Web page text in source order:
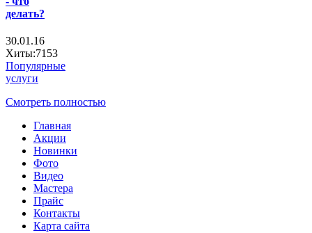
делать?
30.01.16
Хиты:7153
Популярные
услуги
Смотреть полностью
Главная
Акции
Новинки
Фото
Видео
Мастера
Прайс
Контакты
Карта сайта